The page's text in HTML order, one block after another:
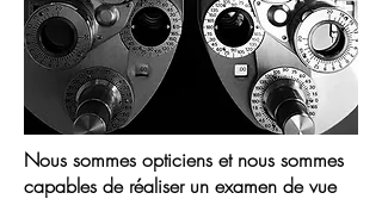
Nous sommes opticiens et nous sommes
capables de réaliser un examen de vue